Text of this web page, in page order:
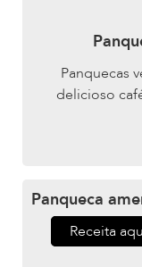
Panquecas
delicioso
Panqueca
Receita